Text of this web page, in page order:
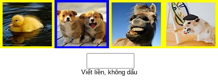
Viết liền, không dấu